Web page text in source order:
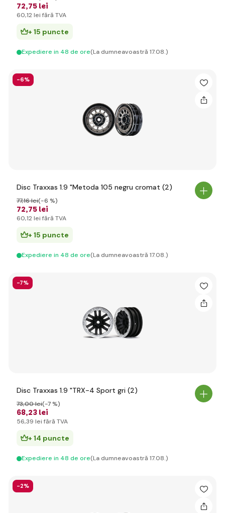
72,75 lei
60,12 lei fără TVA
+ 15 puncte
Expediere in 48 de ore(La dumneavoastră 17.08.)
-6%
Disc Traxxas 1.9 "Metoda 105 negru cromat (2)
72,75 lei
77,16 lei(-6 %)
60,12 lei fără TVA
+ 15 puncte
Expediere in 48 de ore(La dumneavoastră 17.08.)
-7%
Disc Traxxas 1.9 "TRX-4 Sport gri (2)
68,23 lei
73,00 lei(-7 %)
56,39 lei fără TVA
+ 14 puncte
Expediere in 48 de ore(La dumneavoastră 17.08.)
-2%